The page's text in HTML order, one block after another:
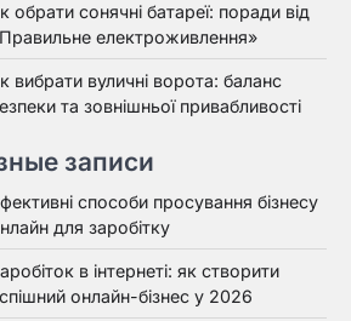
обрати сонячні батареї: поради від
електроживлення»
вибрати вуличні ворота: баланс
та зовнішньої привабливості
записи
способи просування бізнесу
для заробітку
в інтернеті: як створити
онлайн-бізнес у 2026